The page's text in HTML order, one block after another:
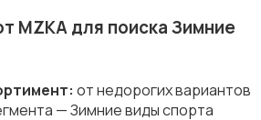
MZKA для поиска Зимние
от недорогих вариантов
— Зимние виды спорта